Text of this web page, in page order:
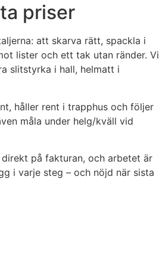
priser
att skarva rätt, spackla i
lister och ett tak utan ränder. Vi
slitstyrka i hall, helmatt i
håller rent i trapphus och följer
måla under helg/kväll vid
på fakturan, och arbetet är
i varje steg – och nöjd när sista